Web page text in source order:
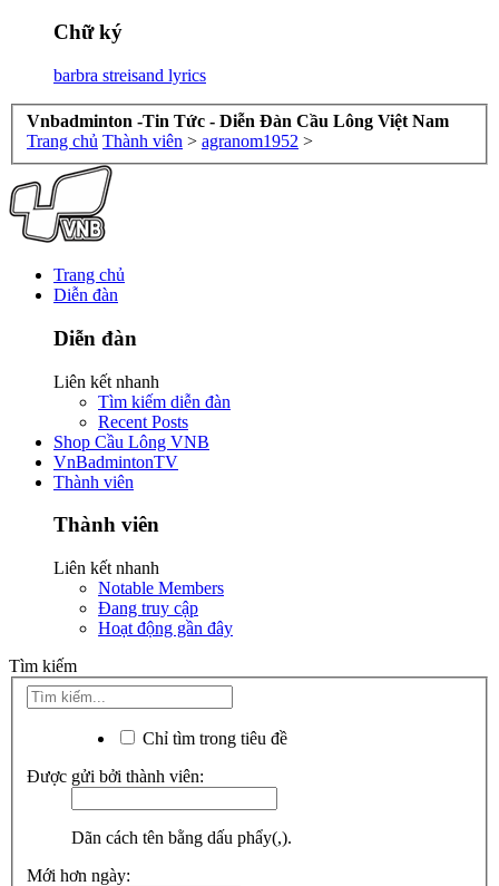
Chữ ký
barbra streisand lyrics
Vnbadminton -Tin Tức - Diễn Đàn Cầu Lông Việt Nam
Trang chủ Thành viên > agranom1952 >
Trang chủ
Diễn đàn
Diễn đàn
Liên kết nhanh
Tìm kiếm diễn đàn
Recent Posts
Shop Cầu Lông VNB
VnBadmintonTV
Thành viên
Thành viên
Liên kết nhanh
Notable Members
Đang truy cập
Hoạt động gần đây
Tìm kiếm
Chỉ tìm trong tiêu đề
Được gửi bởi thành viên:
Dãn cách tên bằng dấu phẩy(,).
Mới hơn ngày: